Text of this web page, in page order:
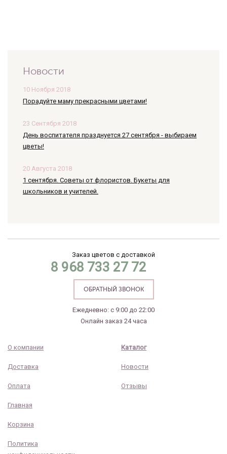
Новости
10 Ноября 2018
Порадуйте маму прекрасными цветами!
23 Сентября 2018
День воспитателя празднуется 27 сентября - выбираем
цветы!
20 Августа 2018
1 сентября. Советы от флористов. Букеты для
школьников и учителей.
Заказ цветов с доставкой
8 968 733 27 72
ОБРАТНЫЙ ЗВОНОК
Ежедневно: с 9:00 до 22:00
Онлайн заказ 24 часа
О компании
Доставка
Оплата
Каталог
Новости
Отзывы
Главная
Корзина
Политика